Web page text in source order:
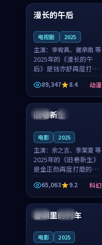
中国 高分
漫长的午后
电视剧 2025
主演： 李宥真、谢承南 等
2025年的《漫长的午
后》是钱亦舒再度打磨
的动漫佳作。中国大陆
的取景与海岛日常的氛
围相互成就，李宥真与
谢承南的对手戏自然克
制，让整部影片在悬念
89,347 8.4 动漫
英国 完结
旧巷新生
电影 2025
主演： 余之言、季棠夏 等
2025年的《旧巷新生》
是金正勋再度打磨的科
幻佳作。英国的取景与
雨夜物语的氛围相互成
就，余之言与季棠夏的
对手戏自然克制，让整
部影片在悬念与温度
65,063 9.2 科幻
中国 杜比
暑期里的列车
电影 2025